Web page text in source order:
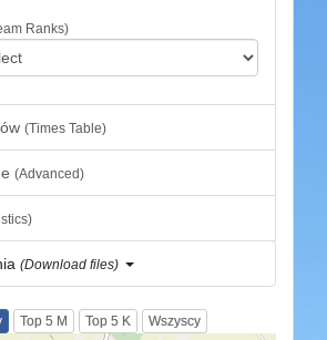
Ranks)
(Times Table)
(Advanced)
(Download files)
Top 5 M Top 5 K Wszyscy